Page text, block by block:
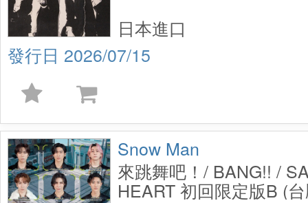
2026/07/15
日本進口
Snow Man
來跳舞吧！/ BANG!! /
HEART 初回限定版B (